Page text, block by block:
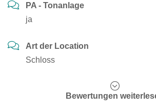
PA - Tonanlage
ja
Art der Location
Schloss
Bewertungen